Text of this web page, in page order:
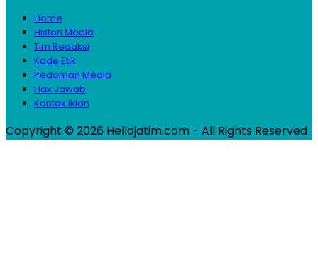
Home
Histori Media
Tim Redaksi
Kode Etik
Pedoman Media
Hak Jawab
Kontak Iklan
Copyright © 2026 Hellojatim.com - All Rights Reserved